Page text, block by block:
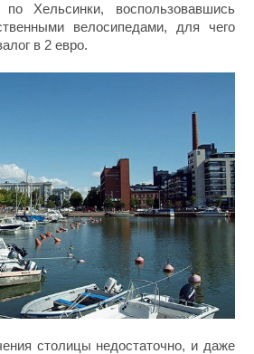
по Хельсинки, воспользовавшись
велосипедами, для чего
в 2 евро.
столицы недостаточно, и даже